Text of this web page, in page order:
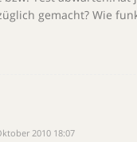
gemacht? Wie
2010 18:07